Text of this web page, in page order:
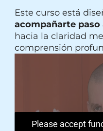
Este curso está
acompañarte
hacia la claridad
comprensión
Please accept